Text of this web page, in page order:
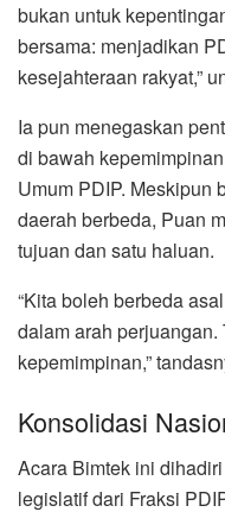
bukan untuk
bersama: menjadikan
kesejahteraan rakyat,”
Ia pun menegaskan
di bawah
Umum PDIP. Meskipun
daerah berbeda, Puan
tujuan dan satu haluan.
“Kita boleh berbeda
dalam arah
kepemimpinan,”
Konsolidasi
Acara Bimtek ini
legislatif dari Fraksi